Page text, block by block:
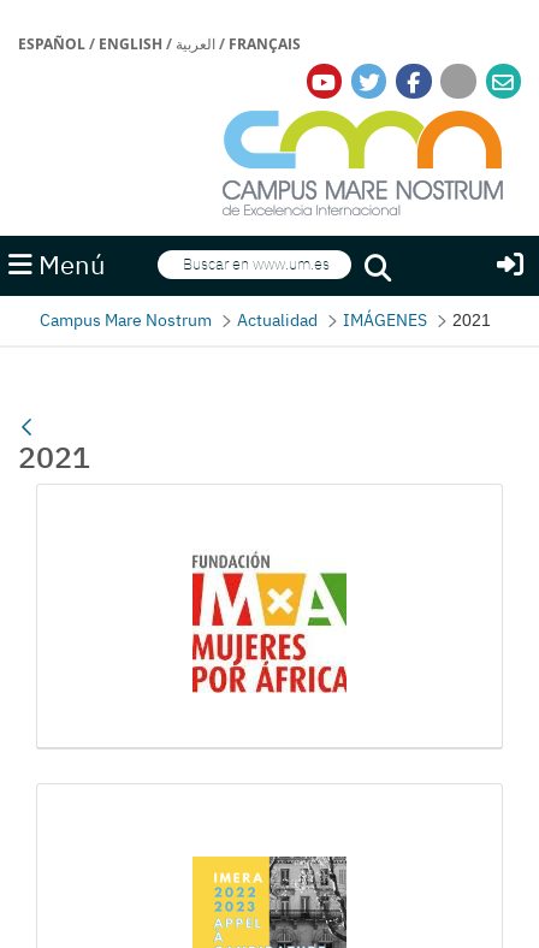
ESPAÑOL/ ENGLISH / العربية/ FRANÇAIS
Menú Buscar
Buscar
Campus Mare Nostrum Actualidad IMÁGENES 2021
2021